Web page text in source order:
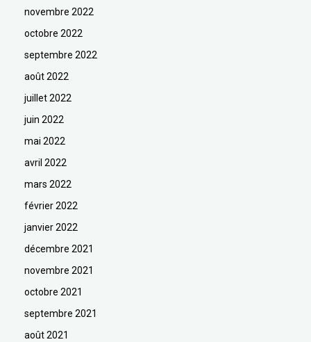
novembre 2022
octobre 2022
septembre 2022
août 2022
juillet 2022
juin 2022
mai 2022
avril 2022
mars 2022
février 2022
janvier 2022
décembre 2021
novembre 2021
octobre 2021
septembre 2021
août 2021